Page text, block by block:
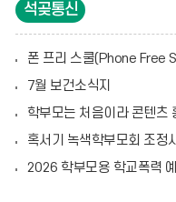
석곶통신
폰 프리 스쿨(Phone Free
7월 보건소식지
학부모는 처음이라 콘텐츠
혹서기 녹색학부모회 조정
2026 학부모용 학교폭력